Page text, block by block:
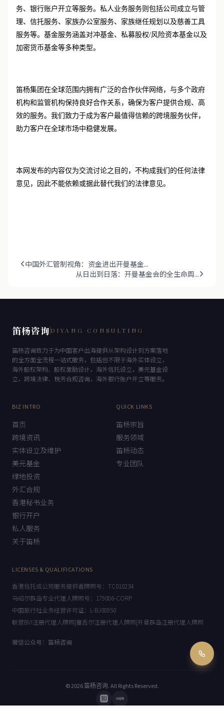
务、银行账户开立等服务。私人业务服务则包括公司成立与管
理、信托服务、家族办公室服务、家族继任规划以及慈善工具
服务等。基金服务涵盖对冲基金、私募股权/风险资本基金以及
加密货币基金等多种类型。
笛杨集团在全球范围内拥有广泛的合作伙伴网络，与多个政府
机构和监管机构保持良好合作关系，确保为客户提供合规、高
效的服务。我们致力于成为客户最值得信赖的跨境服务伙伴，
助力客户在全球市场中稳健发展。
本网发布的内容仅为交流讨论之目的，不构成我们的任何法律
意见，因此不能依赖或据此替代我们的法律意见。
中国外汇管制视角：资金进出开曼基金...
从日出到日落：开曼基金会的全生命周...
笛杨咨询 DIYANG CONSULTING
笛杨咨询致力于为中国客户出海提供从架构设计到方案落地
的全方面全流程一站式服务，包括但不限于海外实体设立，
海外股权架构、股权激励设计，海外信托设立，美元基金设
立，跨境法律、税务合规咨询，海外银行账户开立等服务。
BIZ INTRO
首页
跨境资讯
实体设立及维护
美元基金
绿地投资
外汇合规
香港秘书业务
银行开户
私人服务
关于笛杨
QUICK LINKS
笛杨宗旨
服务领域
笛杨动态
专业团队
LICENSES & QUALIFICATIONS
香港信托或公司服务提供者牌照号：TC010234
马绍尔群岛专业代理人牌照号：179086-CORP
中国旅行社业务经营许可证：L-BJ08950
联营BVI注册代理人牌照|塞舌尔注册代理人牌照|开曼群岛注册代理人牌照
微信公众号：笛杨咨询
© 2026笛杨咨询. All Rights Reserved.